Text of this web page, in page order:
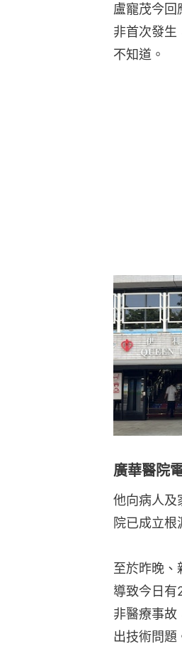
盧寵茂今回
非首次發生
不知道。
廣華醫院
他向病人及
院已成立
至於昨晚、
導致今日有
非醫療事故
出技術問題